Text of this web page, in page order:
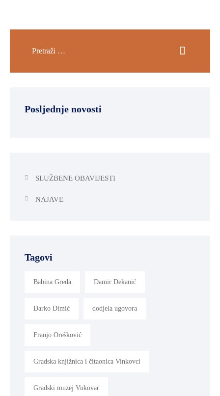
Posljednje novosti
SLUŽBENE OBAVIJESTI
NAJAVE
Tagovi
Babina Greda Damir Dekanić
Darko Dimić dodjela ugovora
Franjo Orešković
Gradska knjižnica i čitaonica Vinkovci
Gradski muzej Vukovar